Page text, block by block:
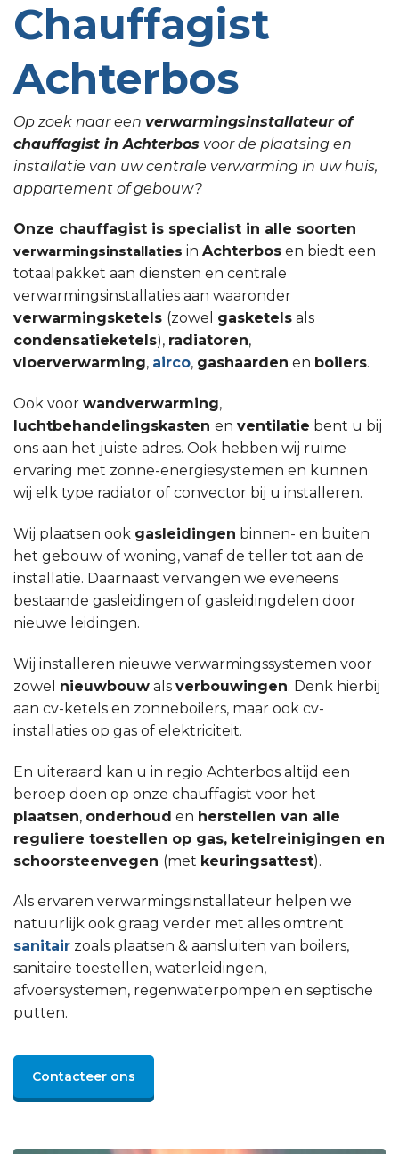
Chauffagist
Achterbos
Op zoek naar een verwarmingsinstallateur of
chauffagist in Achterbos voor de plaatsing en
installatie van uw centrale verwarming in uw huis,
appartement of gebouw?
Onze chauffagist is specialist in alle soorten
verwarmingsinstallaties in Achterbos en biedt een
totaalpakket aan diensten en centrale
verwarmingsinstallaties aan waaronder
verwarmingsketels (zowel gasketels als
condensatieketels), radiatoren,
vloerverwarming, airco, gashaarden en boilers.
Ook voor wandverwarming,
luchtbehandelingskasten en ventilatie bent u bij
ons aan het juiste adres. Ook hebben wij ruime
ervaring met zonne-energiesystemen en kunnen
wij elk type radiator of convector bij u installeren.
Wij plaatsen ook gasleidingen binnen- en buiten
het gebouw of woning, vanaf de teller tot aan de
installatie. Daarnaast vervangen we eveneens
bestaande gasleidingen of gasleidingdelen door
nieuwe leidingen.
Wij installeren nieuwe verwarmingssystemen voor
zowel nieuwbouw als verbouwingen. Denk hierbij
aan cv-ketels en zonneboilers, maar ook cv-
installaties op gas of elektriciteit.
En uiteraard kan u in regio Achterbos altijd een
beroep doen op onze chauffagist voor het
plaatsen, onderhoud en herstellen van alle
reguliere toestellen op gas, ketelreinigingen en
schoorsteenvegen (met keuringsattest).
Als ervaren verwarmingsinstallateur helpen we
natuurlijk ook graag verder met alles omtrent
sanitair zoals plaatsen & aansluiten van boilers,
sanitaire toestellen, waterleidingen,
afvoersystemen, regenwaterpompen en septische
putten.
Contacteer ons